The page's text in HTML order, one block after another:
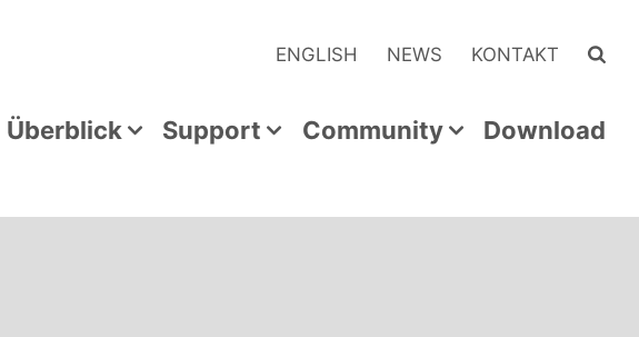
ENGLISH NEWS KONTAKT
Überblick Support Community Download